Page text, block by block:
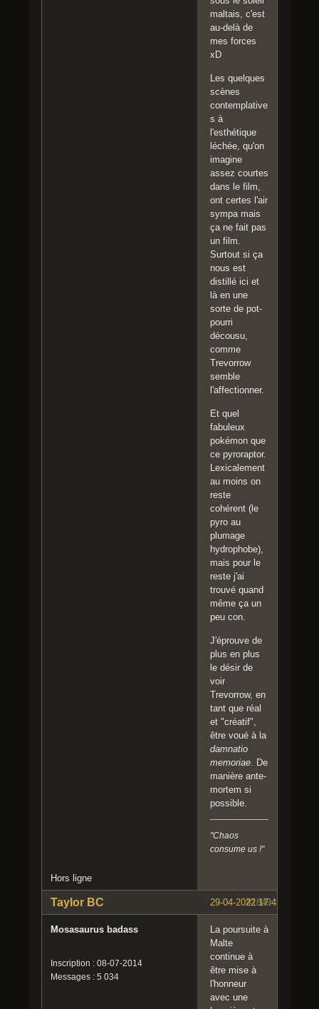
maltais, c'est
au-delà de
mes forces
xD
Les quelques
scènes
contemplative
s à
l'esthétique
léchée, qu'on
imagine
assez courtes
dans le film,
ont certes l'air
sympa mais
ça ne fait pas
un film.
Surtout si ça
nous est
distillé ici et
là en une
sorte de pot-
pourri
décousu,
comme
Trevorrow
semble
l'affectionner.
Et quel
fabuleux
pokémon que
ce pyroraptor.
Lexicalement
au moins on
reste
cohérent (le
pyro au
plumage
hydrophobe),
mais pour le
reste j'ai
trouvé quand
même ça un
peu con.
J'éprouve de
plus en plus
le désir de
voir
Trevorrow, en
tant que réal
et "créatif",
être voué à la
damnatio
memoriae . De
manière ante-
mortem si
possible.
"Chaos
consume us !"
Hors ligne
#1849
29-04-2022 17:43:07
Taylor BC
Mosasaurus badass
Inscription : 08-07-2014
Messages : 5 034
La poursuite à
Malte
continue à
être mise à
l'honneur
avec une